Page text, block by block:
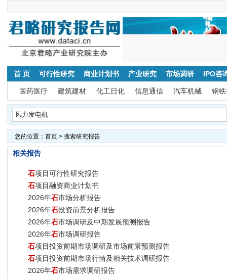
首 页 可行性研究 商业计划书 产业研究 市场调研 IPO咨
医药医疗 建筑建材 化工日化 信息通信 汽车机械 钢
您的位置： 首页> 搜索研究报告
相关报告
石项目可行性研究报告
石项目融资商业计划书
2026年石市场分析报告
2026年石投资前景分析报告
2026年石市场调研及中期发展预测报告
2026年石市场调研报告
石项目投资前期市场调研及市场前景预测报告
石项目投资前期市场行情及相关技术调研报告
2026年石市场需求调研报告